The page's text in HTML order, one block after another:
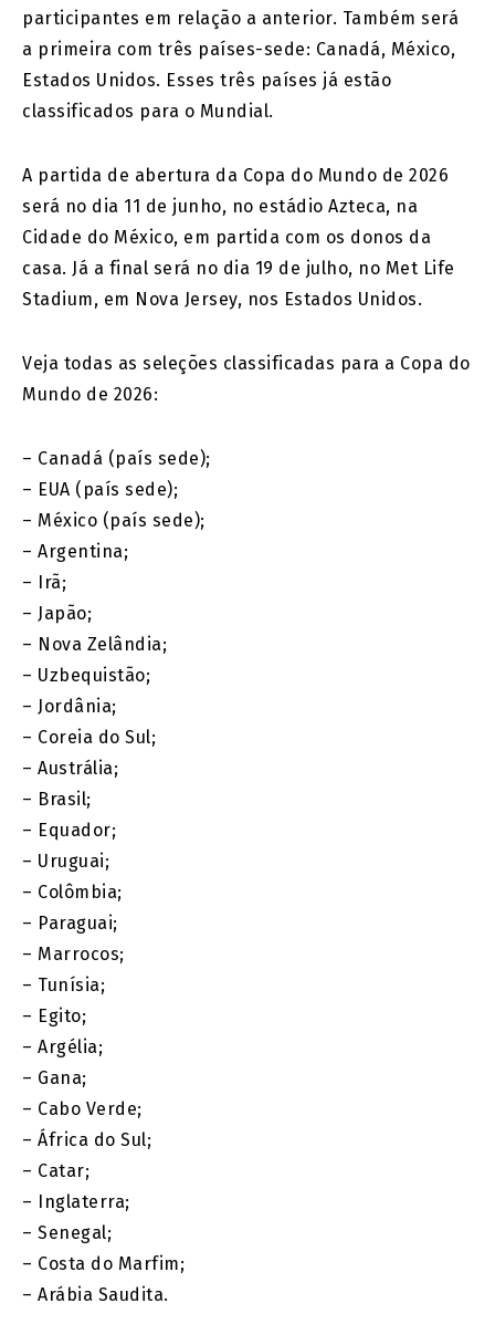
participantes em relação a anterior. Também será
a primeira com três países-sede: Canadá, México,
Estados Unidos. Esses três países já estão
classificados para o Mundial.
A partida de abertura da Copa do Mundo de 2026
será no dia 11 de junho, no estádio Azteca, na
Cidade do México, em partida com os donos da
casa. Já a final será no dia 19 de julho, no Met Life
Stadium, em Nova Jersey, nos Estados Unidos.
Veja todas as seleções classificadas para a Copa do
Mundo de 2026:
– Canadá (país sede);
– EUA (país sede);
– México (país sede);
– Argentina;
– Irã;
– Japão;
– Nova Zelândia;
– Uzbequistão;
– Jordânia;
– Coreia do Sul;
– Austrália;
– Brasil;
– Equador;
– Uruguai;
– Colômbia;
– Paraguai;
– Marrocos;
– Tunísia;
– Egito;
– Argélia;
– Gana;
– Cabo Verde;
– África do Sul;
– Catar;
– Inglaterra;
– Senegal;
– Costa do Marfim;
– Arábia Saudita.